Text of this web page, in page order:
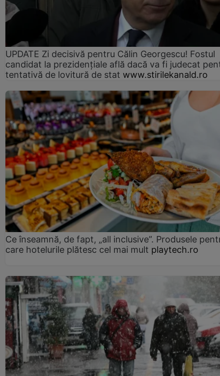
UPDATE Zi decisivă pentru Călin Georgescu! Fostul
candidat la prezidențiale află dacă va fi judecat
tentativă de lovitură de stat www.stirilekanald.ro
Ce înseamnă, de fapt, „all inclusive”. Produsele
care hotelurile plătesc cel mai mult playtech.ro